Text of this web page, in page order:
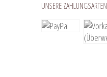
UNSERE ZAHLUNGSARTEN